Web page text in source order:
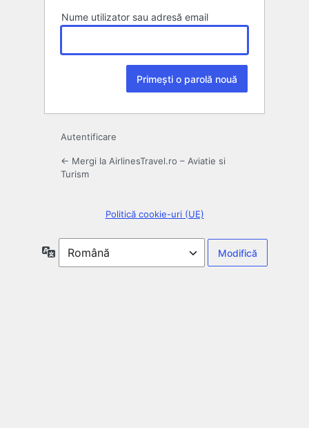
Nume utilizator sau adresă email
Autentificare
← Mergi la AirlinesTravel.ro – Aviatie si
Turism
Politică cookie-uri (UE)
Limbă